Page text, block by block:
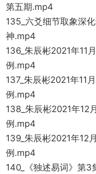
第五期.mp4
135_六爻细节取象深
神.mp4
136_朱辰彬2021年11
例.mp4
137_朱辰彬2021年11
例.mp4
138_朱辰彬2021年12
例.mp4
139_朱辰彬2021年12
例.mp4
140_《独述易词》第3